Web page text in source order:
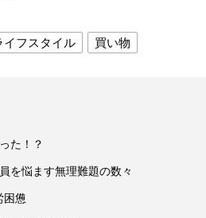
イフスタイル 買い物
た！？
を悩ます無理難題の数々
困憊